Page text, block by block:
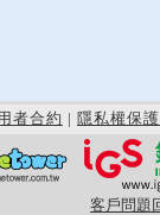
者合約 | 隱私權保護
客戶問題